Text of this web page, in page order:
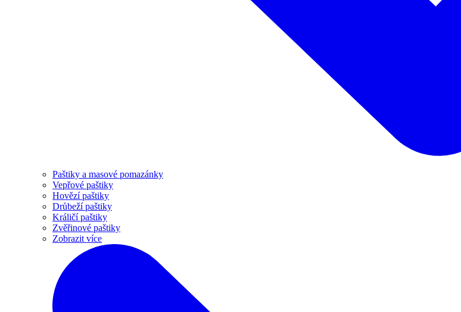
Paštiky a masové pomazánky
Vepřové paštiky
Hovězí paštiky
Drůbeží paštiky
Králičí paštiky
Zvěřinové paštiky
Zobrazit více